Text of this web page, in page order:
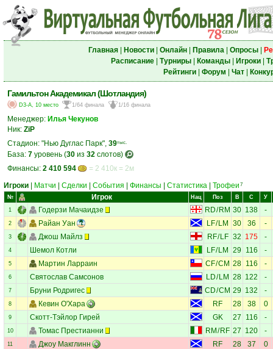
Главная| Новости| Онлайн| Правила| Опросы|
Расписание| Турниры| Команды| Игроки|
Рейтинги| Форум Чат|
Гамильтон Академикал (Шотландия)
D3-A, 10 место 1/64 финала 1/16 финала
Менеджер: Илья Чекунов
Ник: ZiP
Стадион: "Нью Дуглас Парк", 39тыс.
База: 7 уровень (30 из 32 слотов)
Финансы: 2 410 594
= 2 410к = 2м
Игроки
Матчи Сделки События Финансы Статистика Трофеи 7
№ Игрок Нац Поз В С У
1 Годерзи Мачаидзе RD/ RM 30 138 -
2 Райан Уан LF/ LM 30 36 -
3 Джош Майлз RF/LF 32 175 -
4 Шемол Котли LF/ LM 29 116 -
5 Мартин Ларраин CF/CM 28 116 -
6 Святослав Самсонов LD/ LM 28 122 -
7 Бруни Родригес CD/CM 29 132 -
8 Кевин О'Хара RF 28 38 0
9 Скотт-Тэйлор Гирей GK 27 116 -
10 Томас Престианни RM / RF 27 120 -
11 Джоу Макглинн RF 28 37 0